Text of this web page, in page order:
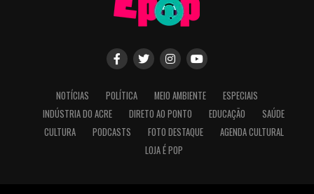
NOTÍCIAS POLÍTICA MEIO AMBIENTE
ESPECIAIS
INDÚSTRIA DO ACRE
DIRETO AO PONTO EDUCAÇÃO
SAÚDE
CULTURA
PODCASTS FOTO DESTAQUE
AGENDA CULTURAL
LOJA É POP